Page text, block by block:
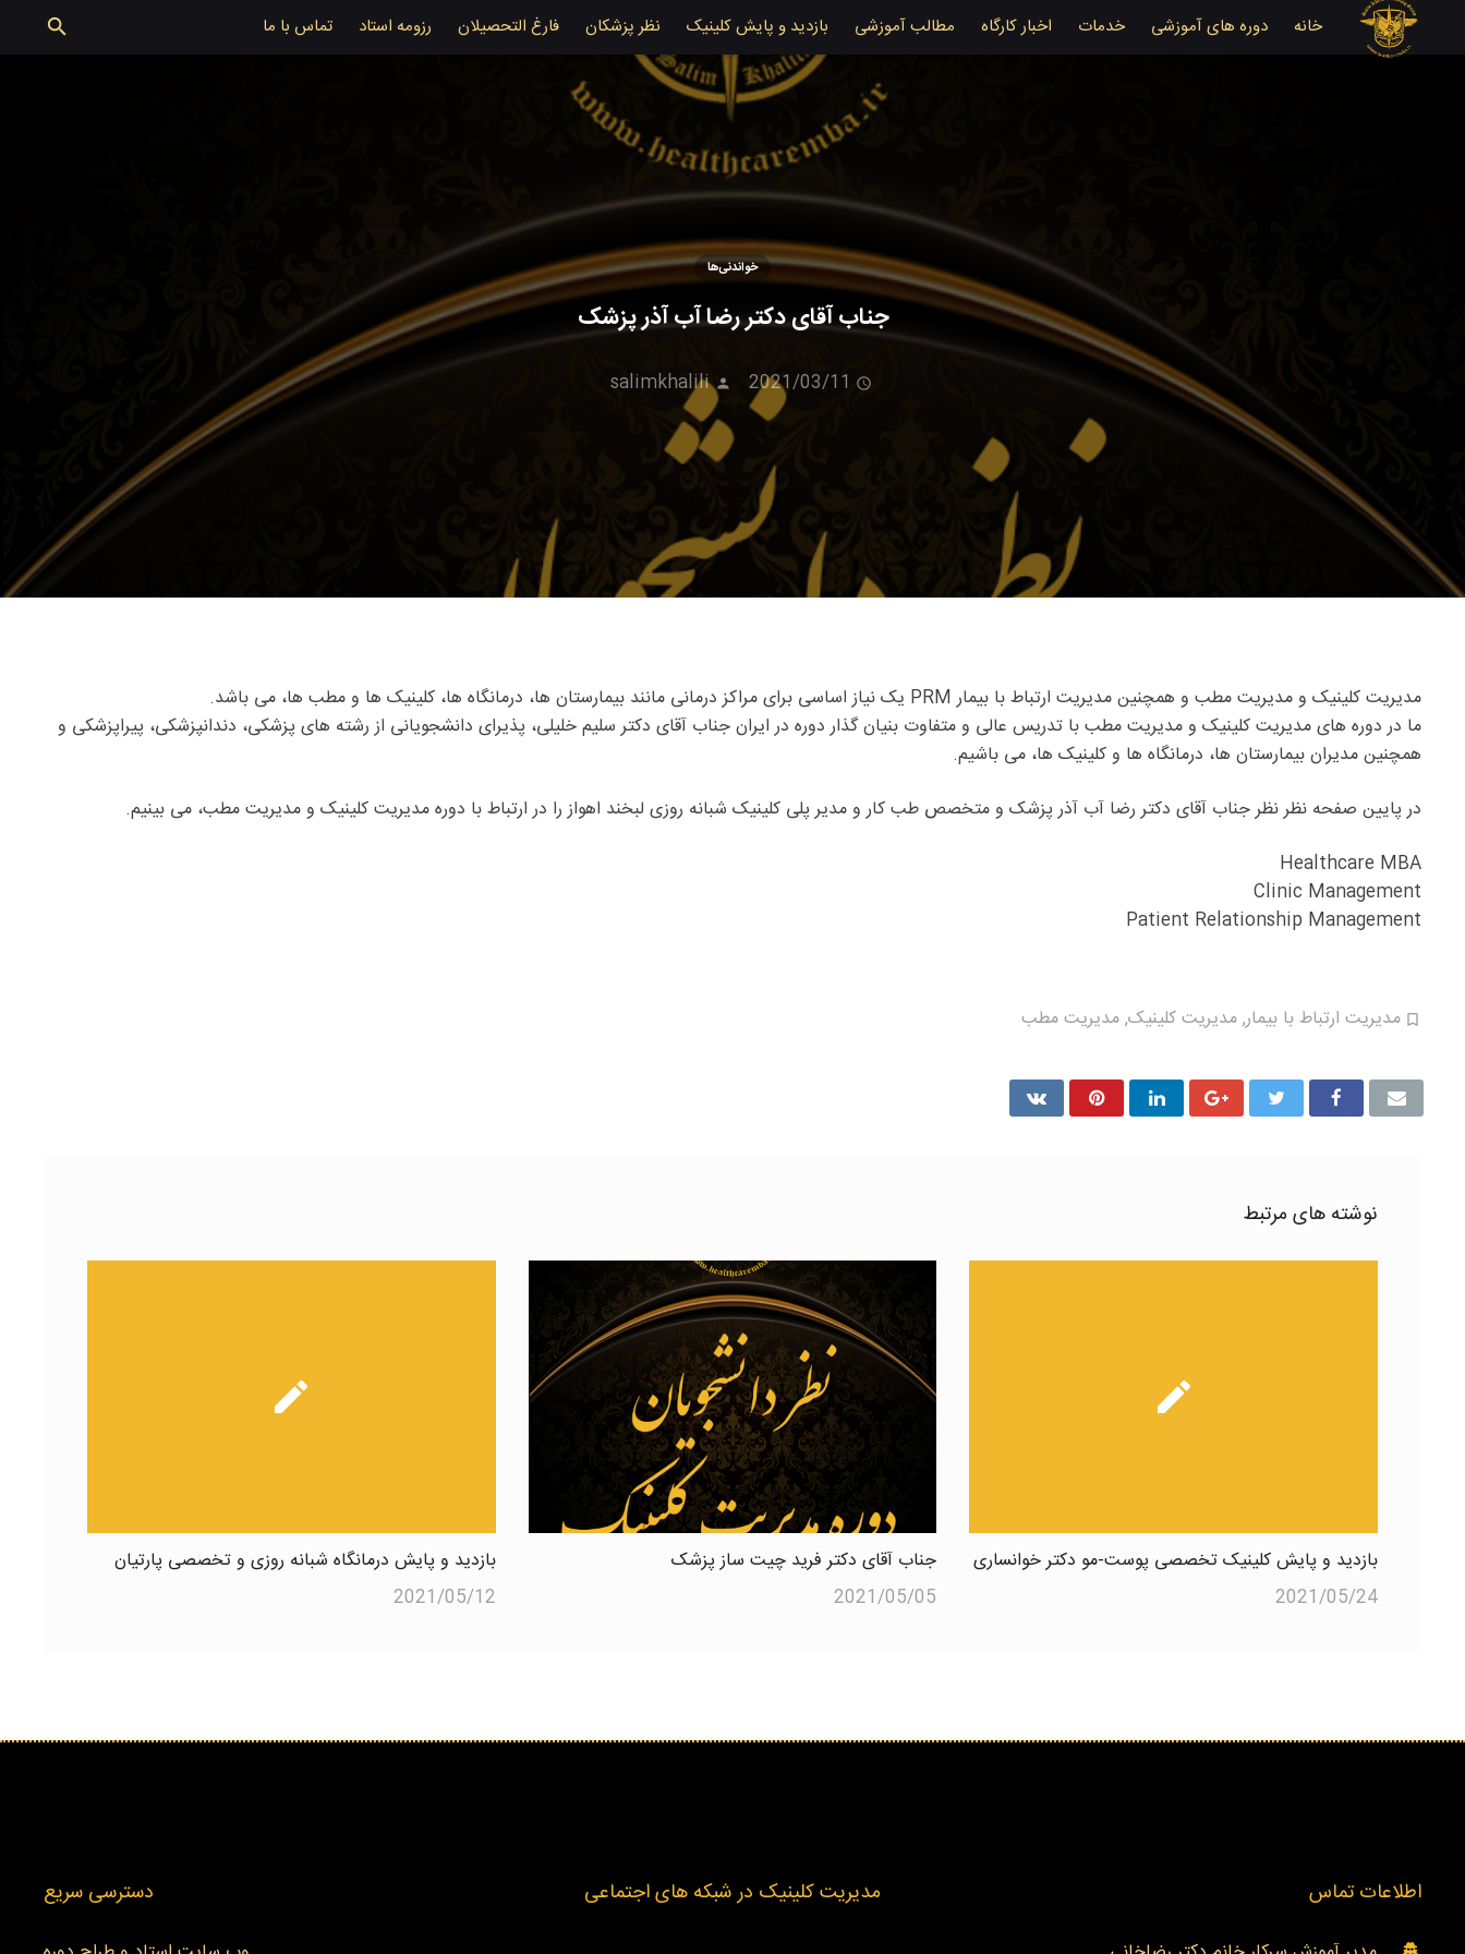
خانه دوره های آموزشی خدمات اخبار کارگاه مطالب آموزشی بازدید و پایش کلینیک نظر پزشکان فارغ التحصیلان رزومه استاد تماس با ما
جناب آقای دکتر رضا آب آذر پزشک
2021/03/11
salimkhalili
خواندنی‌ها
مدیریت کلینیک و مدیریت مطب و همچنین مدیریت ارتباط با بیمار PRM یک نیاز اساسی برای مراکز درمانی مانند بیمارستان ها، درمانگاه ها، کلینیک ها و مطب ها، می باشد.
ما در دوره های مدیریت کلینیک و مدیریت مطب با تدریس عالی و متفاوت بنیان گذار دوره در ایران جناب آقای دکتر سلیم خلیلی، پذیرای دانشجویانی از رشته های پزشکی، دندانپزشکی، پیراپزشکی و
همچنین مدیران بیمارستان ها، درمانگاه ها و کلینیک ها، می باشیم.
در پایین صفحه نظر نظر جناب آقای دکتر رضا آب آذر پزشک و متخصص طب کار و مدیر پلی کلینیک شبانه روزی لبخند اهواز را در ارتباط با دوره مدیریت کلینیک و مدیریت مطب، می بینیم.
Healthcare MBA
Clinic Management
Patient Relationship Management
مدیریت ارتباط با بیمار,مدیریت کلینیک,مدیریت مطب
نوشته های مرتبط
بازدید و پایش کلینیک تخصصی پوست-مو دکتر خوانساری
2021/05/24
جناب آقای دکتر فرید چیت ساز پزشک
2021/05/05
بازدید و پایش درمانگاه شبانه روزی و تخصصی پارتیان
2021/05/12
اطلاعات تماس مدیریت کلینیک در شبکه های اجتماعی دسترسی سریع